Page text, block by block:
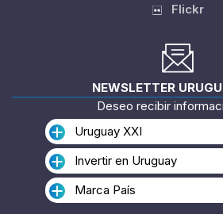
Flickr
NEWSLETTER
Deseo recibir
Uruguay XXI
Invertir en Uruguay
Marca País